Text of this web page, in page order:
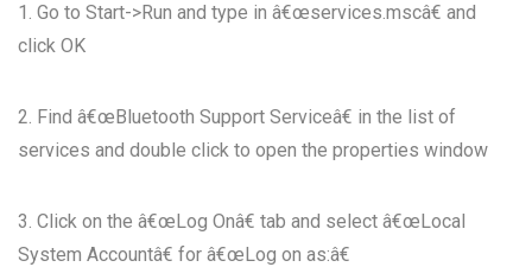
1. Go to Start->Run and type in â€œservices.mscâ€ and
click OK
2. Find â€œBluetooth Support Serviceâ€ in the list of
services and double click to open the properties window
3. Click on the â€œLog Onâ€ tab and select â€œLocal
System Accountâ€ for â€œLog on as:â€